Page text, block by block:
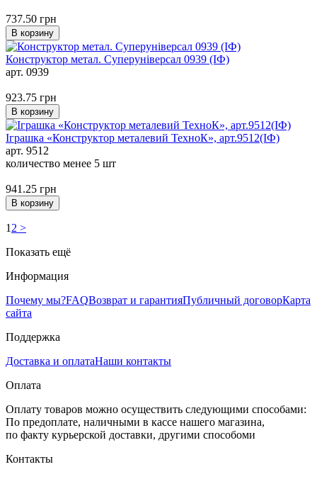
737.50 грн
В корзину
Конструктор метал. Суперуніверсал 0939 (ІФ)
арт. 0939
923.75 грн
В корзину
Іграшка «Конструктор металевий ТехноК», арт.9512(ІФ)
арт. 9512
количество менее 5 шт
941.25 грн
В корзину
1 2 >
Показать ещё
Информация
Почему мы?FAQВозврат и гарантияПубличный договорКарта
сайта
Поддержка
Доставка и оплатаНаши контакты
Оплата
Оплату товаров можно осуществить следующими способами:
По предоплате, наличными в кассе нашего магазина,
по факту курьерской доставки, другими способоми
Контакты